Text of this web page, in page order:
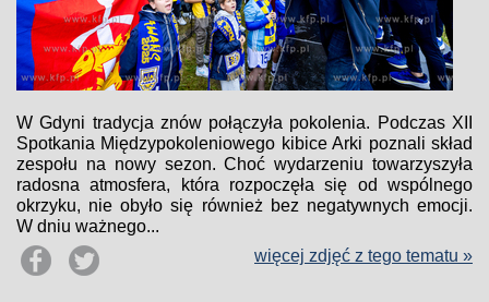
W Gdyni tradycja znów połączyła pokolenia. Podczas XII
Spotkania Międzypokoleniowego kibice Arki poznali skład
zespołu na nowy sezon. Choć wydarzeniu towarzyszyła
radosna atmosfera, która rozpoczęła się od wspólnego
okrzyku, nie obyło się również bez negatywnych emocji.
W dniu ważnego...
więcej zdjęć z tego tematu »